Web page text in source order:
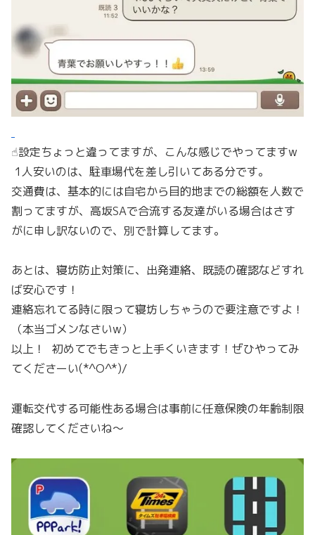
☝︎設定ちょっと違ってますが、こんな感じでやってますw
1人安いのは、駐車場代を差し引いてある分です。
交通費は、基本的には自宅から目的地までの総額を人数で
割ってますが、高坂SAで合流する友達がいる場合はさす
がに申し訳ないので、別で計算してます。
あとは、寝坊防止対策に、出発連絡、既読の確認などすれ
ば安心です！
連絡忘れてる時に限って寝坊しちゃうので要注意ですよ！
（本当ゴメンなさいw）
以上！ 初めてでもきっと上手くいきます！ぜひやってみ
てくださーい(*^O^*)/
運転交代する可能性ある場合は事前に任意保険の年齢制限
確認してくださいね〜